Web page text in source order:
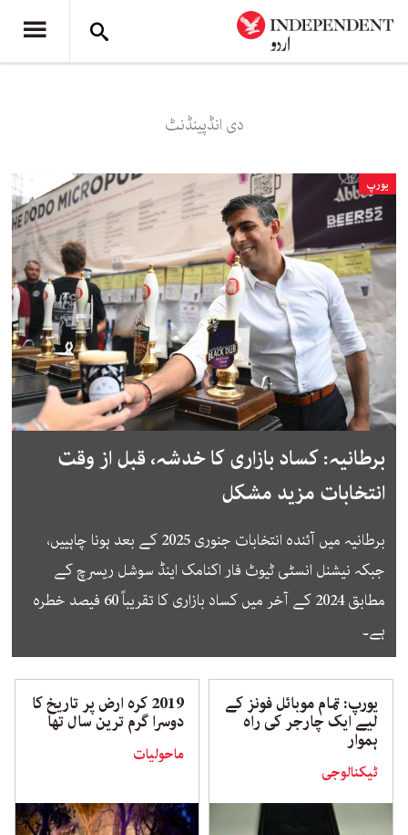
دی انڈپینڈنٹ
یورپ
برطانیہ: کساد بازاری کا خدشہ، قبل از وقت
انتخابات مزید مشکل
برطانیہ میں آئندہ انتخابات جنوری 2025 کے بعد ہونا چاہییں،
جبکہ نیشنل انسٹی ٹیوٹ فار اکنامک اینڈ سوشل ریسرچ کے
مطابق 2024 کے آخر میں کساد بازاری کا تقریباً 60 فیصد خطرہ
ہے۔
یورپ: تمام موبائل فونز کے
لیے ایک چارجر کی راہ
ہموار
ٹیکنالوجی
2019 کرہ ارض پر تاریخ کا
دوسرا گرم ترین سال تھا
ماحولیات